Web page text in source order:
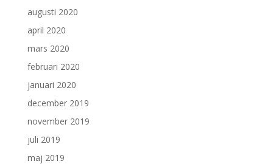
augusti 2020
april 2020
mars 2020
februari 2020
januari 2020
december 2019
november 2019
juli 2019
maj 2019